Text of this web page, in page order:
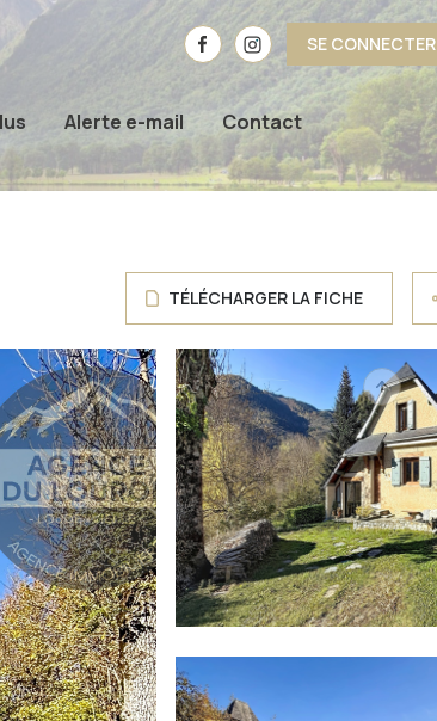
SE CONNECTER
Alerte e-mail Contact
TÉLÉCHARGER LA FICHE